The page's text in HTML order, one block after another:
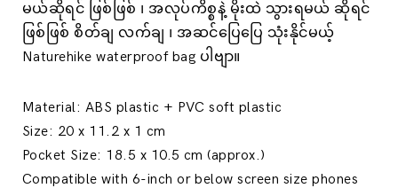
မယ်ဆိုရင် ဖြစ်ဖြစ် ၊ အလုပ်ကိစ္စနဲ့ မိုးထဲ သွားရမယ် ဆိုရင်
ဖြစ်ဖြစ် စိတ်ချ လက်ချ ၊ အဆင်ပြေပြေ သုံးနိုင်မယ့်
Naturehike waterproof bag ပါဗျာ။
Material: ABS plastic + PVC soft plastic
Size: 20 x 11.2 x 1 cm
Pocket Size: 18.5 x 10.5 cm (approx.)
Compatible with 6-inch or below screen size phones